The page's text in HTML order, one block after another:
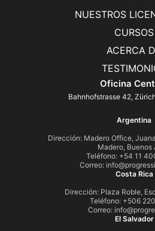
NUESTROS
CURSOS
ACERCA
Oficina
Bahnhofstrasse 42,
Argentina
Dirección: Madero Office,
Madero, Buenos
Teléfono: +54 11
Correo:
Costa Rica
Dirección: Plaza Roble,
Teléfono: +506
Correo:
El Salvador